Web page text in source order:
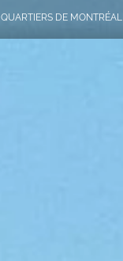
QUARTIERS DE MONTRÉAL